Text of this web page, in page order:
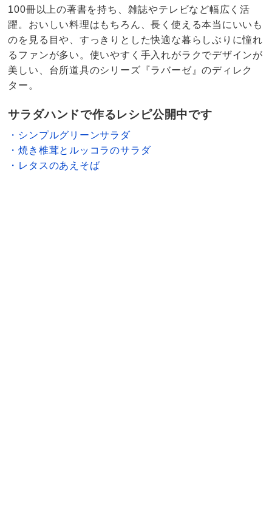
100冊以上の著書を持ち、雑誌やテレビなど幅広く活
躍。おいしい料理はもちろん、長く使える本当にいいも
のを見る目や、すっきりとした快適な暮らしぶりに憧れ
るファンが多い。使いやすく手入れがラクでデザインが
美しい、台所道具のシリーズ『ラバーゼ』のディレク
ター。
サラダハンドで作るレシピ公開中です
・シンプルグリーンサラダ
・焼き椎茸とルッコラのサラダ
・レタスのあえそば